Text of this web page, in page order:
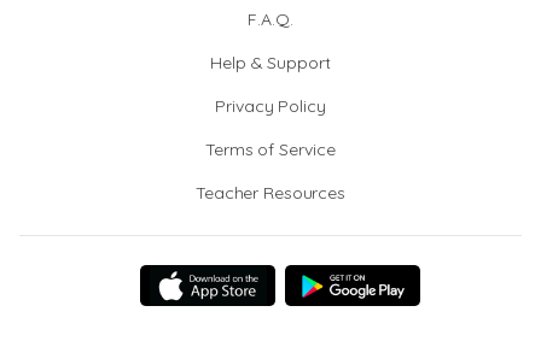
F.A.Q.
Help & Support
Privacy Policy
Terms of Service
Teacher Resources